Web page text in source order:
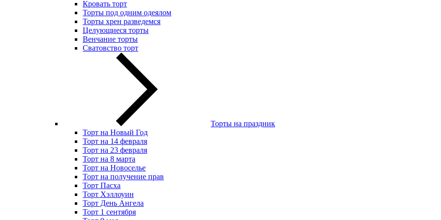
Кровать торт
Торты под одним одеялом
Торты хрен разведемся
Целующиеся торты
Венчание торты
Сватовство торт
Торты на праздник
Торт на Новый Год
Торт на 14 февраля
Торт на 23 февраля
Торт на 8 марта
Торт на Новоселье
Торт на получение прав
Торт Пасха
Торт Хэллоуин
Торт День Ангела
Торт 1 сентября